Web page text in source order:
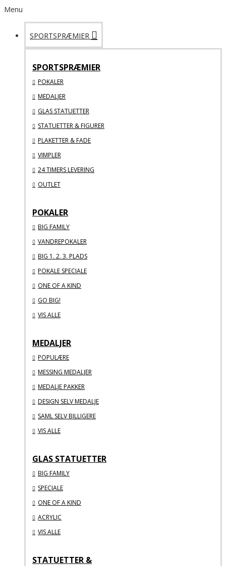
Menu
SPORTSPRÆMIER
SPORTSPRÆMIER
POKALER
MEDALJER
GLAS STATUETTER
STATUETTER & FIGURER
PLAKETTER & FADE
VIMPLER
24 TIMERS LEVERING
OUTLET
POKALER
BIG FAMILY
VANDREPOKALER
BIG 1. 2. 3. PLADS
POKALE SPECIALE
ONE OF A KIND
GO BIG!
VIS ALLE
MEDALJER
POPULÆRE
MESSING MEDALJER
MEDALJE PAKKER
DESIGN SELV MEDALJE
SAML SELV BILLIGERE
VIS ALLE
GLAS STATUETTER
BIG FAMILY
SPECIALE
ONE OF A KIND
ACRYLIC
VIS ALLE
STATUETTER &